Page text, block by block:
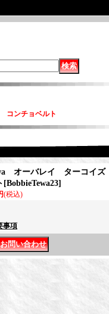
ンチョベルト
オーバレイ ターコイズ
[BobbieTewa23]
(税込)
事項